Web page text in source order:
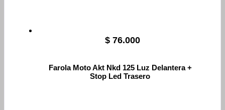
$ 76.000
Farola Moto Akt Nkd 125 Luz Delantera +
Stop Led Trasero